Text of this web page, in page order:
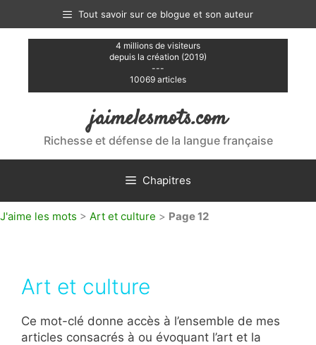
contenu
Tout savoir sur ce blogue et son auteur
4 millions de visiteurs
depuis la création (2019)
---
10069 articles
jaimelesmots.com
Richesse et défense de la langue française
Chapitres
J'aime les mots > Art et culture > Page 12
Art et culture
Ce mot-clé donne accès à l’ensemble de mes
articles consacrés à ou évoquant l’art et la